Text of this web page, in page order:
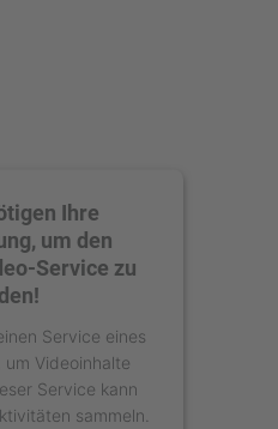
Ihre
um den
Service zu
Service eines
Videoinhalte
Service kann
sammeln.